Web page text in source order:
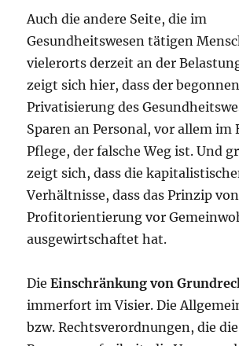
Auch die andere Seite, die im
Gesundheitswesen tätigen
vielerorts derzeit an der
zeigt sich hier, dass der
Privatisierung des
Sparen an Personal, vor allem im
Pflege, der falsche Weg ist. Und
zeigt sich, dass die
Verhältnisse, dass das Prinzip von
Profitorientierung vor
ausgewirtschaftet hat.
Die Einschränkung von
immerfort im Visier. Die
bzw. Rechtsverordnungen, die die